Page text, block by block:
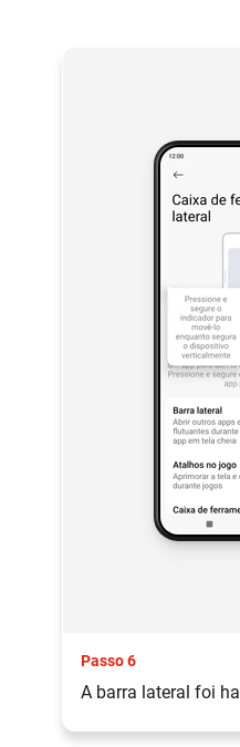
Passo 6
A barra lateral foi